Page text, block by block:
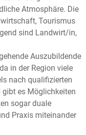
Atmosphäre. Die
Tourismus
sind Landwirt/in,
Auszubildende
in der Region viele
nach qualifizierten
es Möglichkeiten
sogar duale
Praxis miteinander